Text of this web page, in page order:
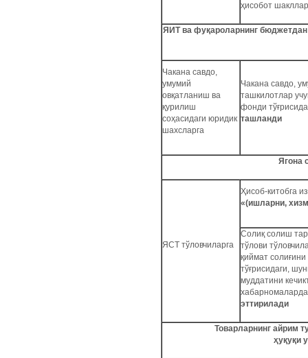
ҳисобот
ЯИТ ва фуқароларнинг бюджетдан
Чакана савдо,
умумий
овқатланиш ва
қурилиш
соҳасидаги юридик
шахсларга
Чакана савдо,
ташкилотлар
фонди
ташланди
Ягона
ЯСТ тўловчиларга
Ҳисоб-китобга
«(ишларни,
Солиқ солиш
тўлови
қиймат
тўғрисидаги,
муддатини
эттирилади
Товарларнинг айрим
ҳуқуқи